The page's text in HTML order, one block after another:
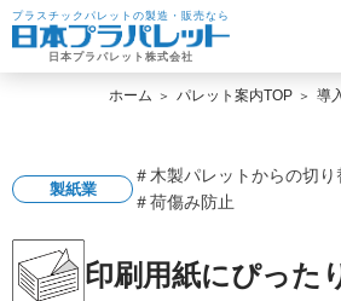
プラスチックパレットの製造・販売なら
日本プラパレット株式会社
ホーム パレット案内TOP 導
製紙業
＃木製パレットからの切り
＃荷傷み防止
印刷用紙にぴった